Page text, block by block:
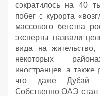
сократилось на 40
побег с курорта
массового бегства
эксперты назвали
вида на
некоторых
иностранцев, а также
что даже Дубай
Собственно ОАЭ стал